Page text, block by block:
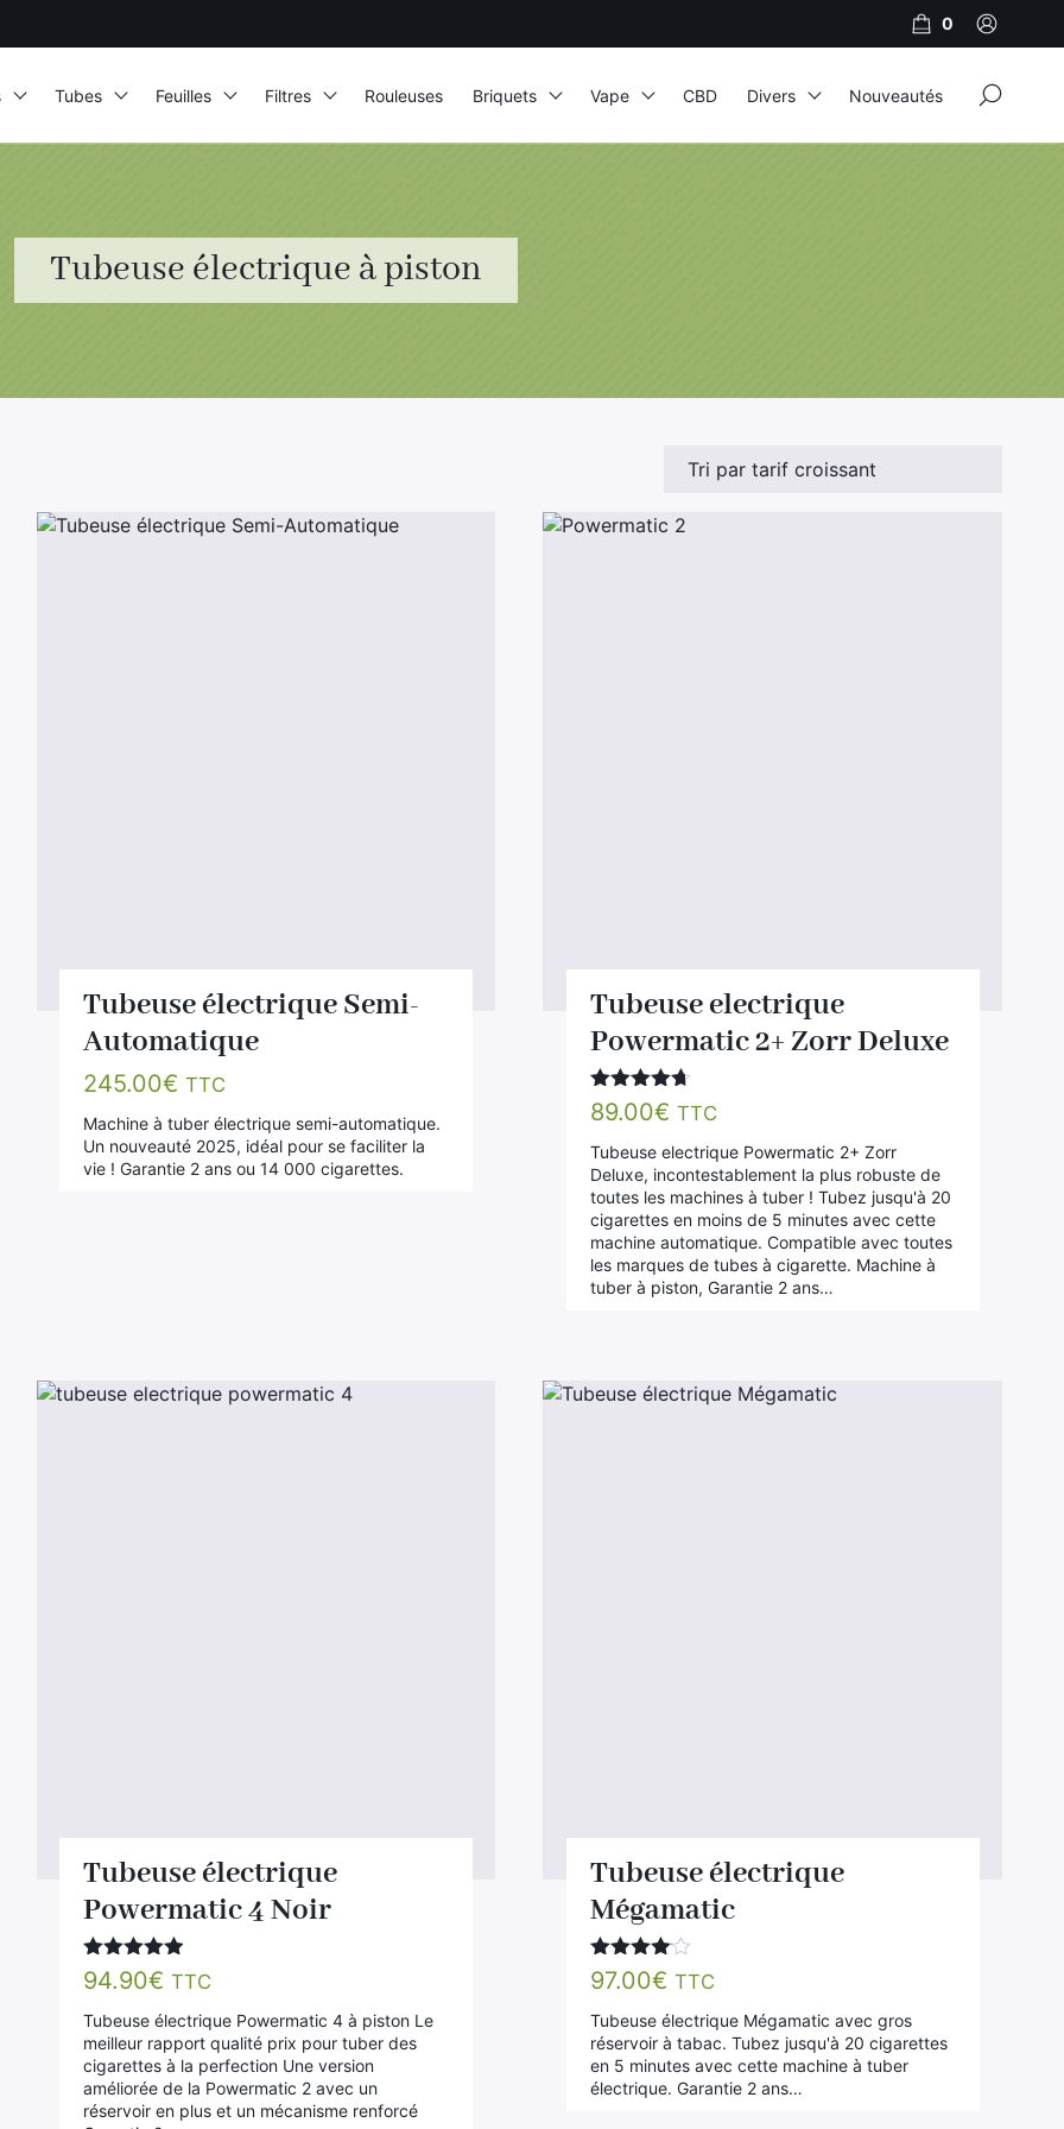
Tubeuse électrique à piston
Tubeuse électrique Semi-
Automatique
245.00€ TTC
Machine à tuber électrique semi-automatique.
Un nouveauté 2025, idéal pour se faciliter la
vie ! Garantie 2 ans ou 14 000 cigarettes.
Tubeuse electrique
Powermatic 2+ Zorr Deluxe
Note4.65
sur 5
89.00€ TTC
Tubeuse electrique Powermatic 2+ Zorr
Deluxe, incontestablement la plus robuste de
toutes les machines à tuber ! Tubez jusqu'à 20
cigarettes en moins de 5 minutes avec cette
machine automatique. Compatible avec toutes
les marques de tubes à cigarette. Machine à
tuber à piston, Garantie 2 ans…
Tubeuse électrique
Powermatic 4 Noir
Note4.86
sur 5
94.90€ TTC
Tubeuse électrique Powermatic 4 à piston Le
meilleur rapport qualité prix pour tuber des
cigarettes à la perfection Une version
améliorée de la Powermatic 2 avec un
réservoir en plus et un mécanisme renforcé
Tubeuse électrique
Mégamatic
Note4.00
sur 5
97.00€ TTC
Tubeuse électrique Mégamatic avec gros
réservoir à tabac. Tubez jusqu'à 20 cigarettes
en 5 minutes avec cette machine à tuber
électrique. Garantie 2 ans…
0
Tubes Feuilles Filtres Rouleuses Briquets Vape
100ml
CBD Divers Nouveautés